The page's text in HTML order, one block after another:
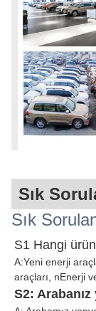
Sık
Sık
S1 Hangi
A:Yeni enerji
araçları, nEnerji
S2: